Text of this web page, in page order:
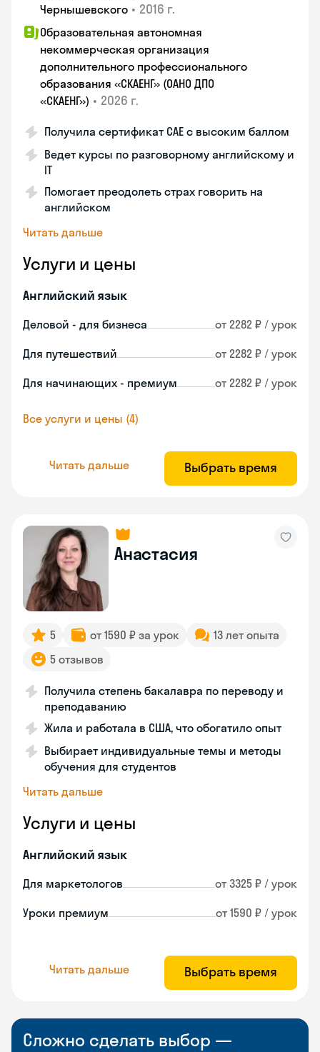
Чернышевского • 2016 г.
Образовательная автономная
некоммерческая организация
дополнительного профессионального
образования «СКАЕНГ» (ОАНО ДПО
«СКАЕНГ») • 2026 г.
Получила сертификат CAE с высоким баллом
Ведет курсы по разговорному английскому и
IT
Помогает преодолеть страх говорить на
английском
Читать дальше
Услуги и цены
Английский язык
Деловой - для бизнеса от 2282 ₽ / урок
Для путешествий от 2282 ₽ / урок
Для начинающих - премиум от 2282 ₽ / урок
Все услуги и цены (4)
Читать дальше Выбрать время
Анастасия
5 от 1590 ₽ за урок
13 лет опыта
5 отзывов
Получила степень бакалавра по переводу и
преподаванию
Жила и работала в США, что обогатило опыт
Выбирает индивидуальные темы и методы
обучения для студентов
Читать дальше
Услуги и цены
Английский язык
Для маркетологов от 3325 ₽ / урок
Уроки премиум от 1590 ₽ / урок
Читать дальше Выбрать время
Сложно сделать выбор —